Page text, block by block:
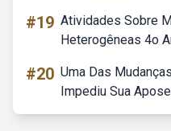
#19 Atividades Sobre
Heterogêneas 4o
#20 Uma Das
Impediu Sua